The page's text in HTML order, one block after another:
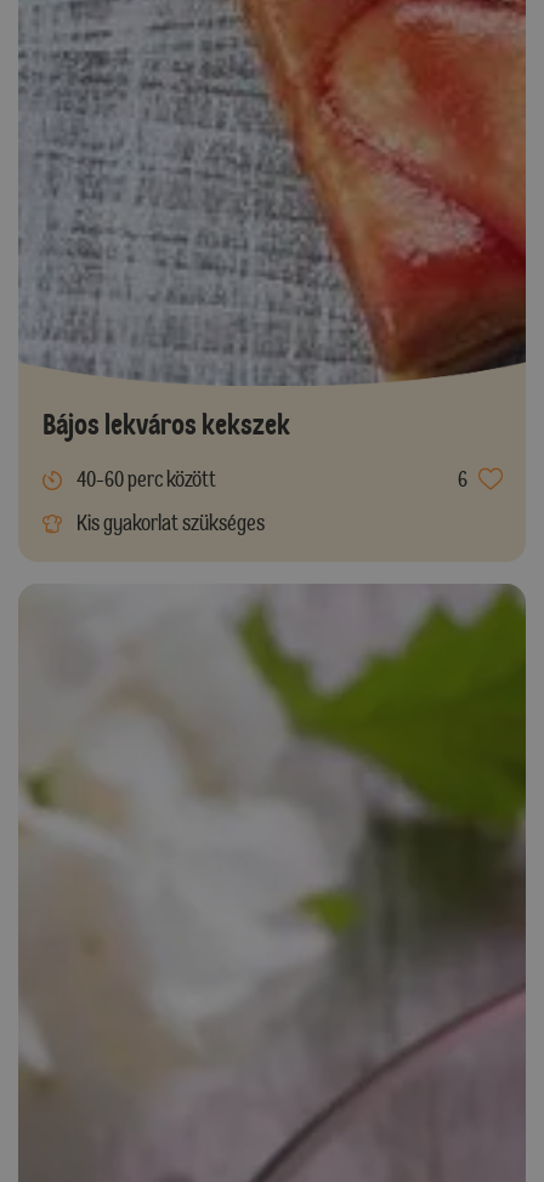
Bájos lekváros kekszek
40-60 perc között
6
Kis gyakorlat szükséges